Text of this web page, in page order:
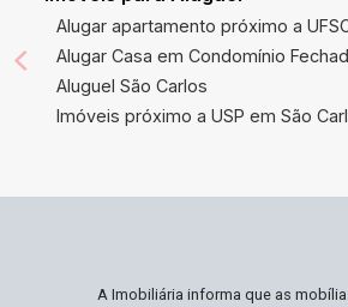
Alugar apartamento próximo a
Alugar Casa em Condomínio
Aluguel São Carlos
Imóveis próximo a USP em São
A Imobiliária informa que as